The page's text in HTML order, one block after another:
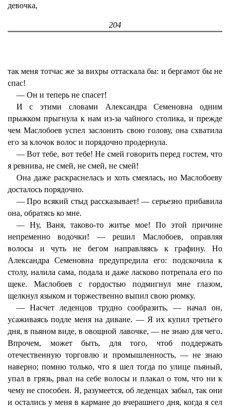
девочка,
204
так меня тотчас же за вихры оттаскала бы: и бергамот бы не
спас!
— Он и теперь не спасет!
И с этими словами Александра Семеновна одним
прыжком прыгнула к нам из-за чайного столика, и прежде
чем Маслобоев успел заслонить свою голову, она схватила
его за клочок волос и порядочно продернула.
— Вот тебе, вот тебе! Не смей говорить перед гостем, что
я ревнива, не смей, не смей, не смей!
Она даже раскраснелась и хоть смеялась, но Маслобоеву
досталось порядочно.
— Про всякий стыд рассказывает! — серьезно прибавила
она, обратясь ко мне.
— Ну, Ваня, таково-то житье мое! По этой причине
непременно водочки! — решил Маслобоев, оправляя
волосы и чуть не бегом направляясь к графину. Но
Александра Семеновна предупредила его: подскочила к
столу, налила сама, подала и даже ласково потрепала его по
щеке. Маслобоев с гордостью подмигнул мне глазом,
щелкнул языком и торжественно выпил свою рюмку.
— Насчет леденцов трудно сообразить, — начал он,
усаживаясь подле меня на диване. — Я их купил третьего
дня, в пьяном виде, в овощной лавочке, — не знаю для чего.
Впрочем, может быть, для того, чтоб поддержать
отечественную торговлю и промышленность, — не знаю
наверно; помню только, что я шел тогда по улице пьяный,
упал в грязь, рвал на себе волосы и плакал о том, что ни к
чему не способен. Я, разумеется, об леденцах забыл, так они
и остались у меня в кармане до вчерашнего дня, когда я сел